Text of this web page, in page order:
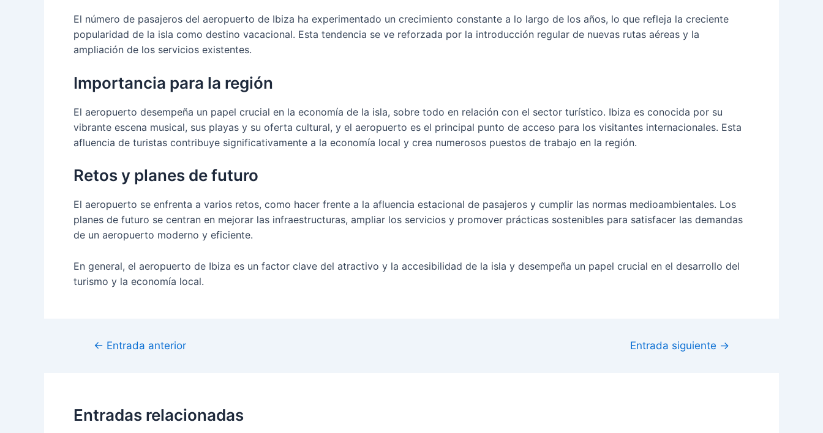
El número de pasajeros del aeropuerto de Ibiza ha experimentado un crecimiento constante a lo largo de los años, lo que refleja la creciente
popularidad de la isla como destino vacacional. Esta tendencia se ve reforzada por la introducción regular de nuevas rutas aéreas y la
ampliación de los servicios existentes.
Importancia para la región
El aeropuerto desempeña un papel crucial en la economía de la isla, sobre todo en relación con el sector turístico. Ibiza es conocida por su
vibrante escena musical, sus playas y su oferta cultural, y el aeropuerto es el principal punto de acceso para los visitantes internacionales. Esta
afluencia de turistas contribuye significativamente a la economía local y crea numerosos puestos de trabajo en la región.
Retos y planes de futuro
El aeropuerto se enfrenta a varios retos, como hacer frente a la afluencia estacional de pasajeros y cumplir las normas medioambientales. Los
planes de futuro se centran en mejorar las infraestructuras, ampliar los servicios y promover prácticas sostenibles para satisfacer las demandas
de un aeropuerto moderno y eficiente.
En general, el aeropuerto de Ibiza es un factor clave del atractivo y la accesibilidad de la isla y desempeña un papel crucial en el desarrollo del
turismo y la economía local.
Navegación
← Entrada anterior Entrada siguiente →
Entradas relacionadas